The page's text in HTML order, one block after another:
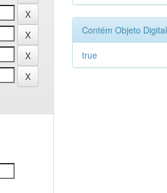
Contém Objeto Digital
true